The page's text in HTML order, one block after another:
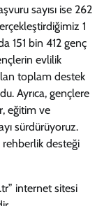
sayısı ise 262
1
151 bin 412 genç
evlilik
toplam destek
Ayrıca, gençlere
eğitim ve
sürdürüyoruz.
desteği
internet sitesi